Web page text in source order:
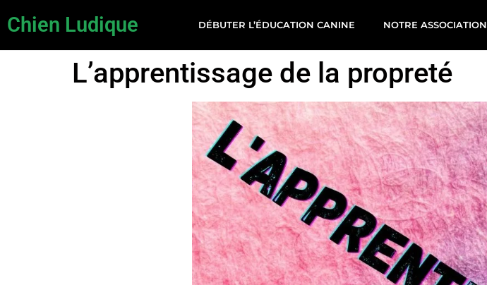
Chien Ludique DÉBUTER L’ÉDUCATION CANINE NOTRE ASSOCIATION
L’apprentissage de la propreté